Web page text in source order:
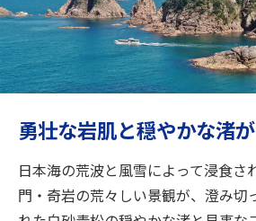
旅のお役立ち情報
閉じる
勇壮な岩肌と穏やかな渚
日本海の荒波と風雪によって浸食さ
門・奇岩の荒々しい景観が、澄み切